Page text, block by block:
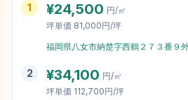
1 ¥24,500 円/㎡
坪単価 81,000円/坪
福岡県八女市納楚字西鶴２７３番９
2 ¥34,100 円/㎡
坪単価 112,700円/坪